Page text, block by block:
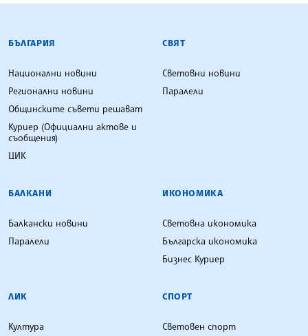
БЪЛГАРСКА ТЕЛЕГРАФНА АГЕНЦИЯ
БЪЛГАРИЯ
Национални новини
Регионални новини
Общинските съвети решават
Куриер (Официални актове и
съобщения)
ЦИК
СВЯТ
Световни новини
Паралели
БАЛКАНИ
Балкански новини
Паралели
ИКОНОМИКА
Световна икономика
Българска икономика
Бизнес Куриер
ЛИК
Култура
СПОРТ
Световен спорт